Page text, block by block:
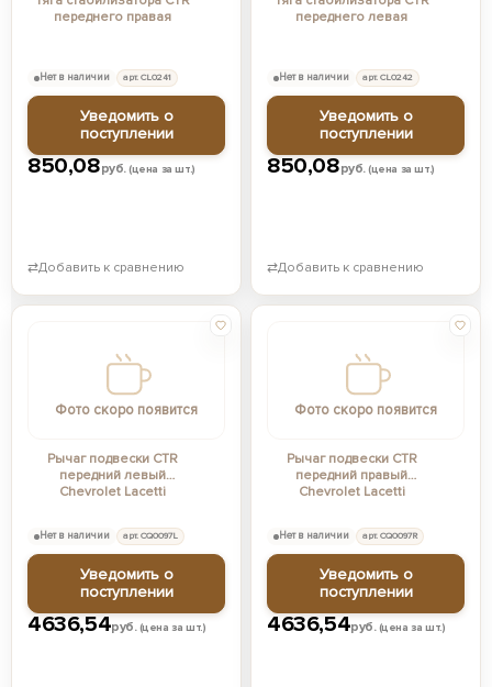
переднего правая
850,08руб.(цена за шт.)
Нет в наличии арт. CL0241
Уведомить о
поступлении
⇄Добавить к сравнению
переднего левая
850,08руб.(цена за шт.)
Нет в наличии арт. CL0242
Уведомить о
поступлении
⇄Добавить к сравнению
Рычаг подвески CTR
передний левый
Chevrolet Lacetti
Фото скоро появится
4636,54руб.(цена за шт.)
Нет в наличии арт. CQ0097L
Уведомить о
поступлении
Рычаг подвески CTR
передний правый
Chevrolet Lacetti
Фото скоро появится
4636,54руб.(цена за шт.)
Нет в наличии арт. CQ0097R
Уведомить о
поступлении